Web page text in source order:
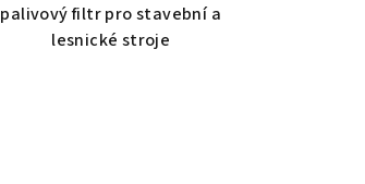
palivový filtr pro stavební a
lesnické stroje